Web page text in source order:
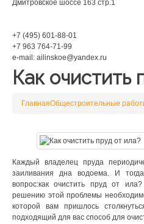
Дмитровское шоссе 163 стр.1
+7 (495) 601-88-01
+7 963 764-71-99
e-mail: ailinskoe@yandex.ru
Как очистить
ГлавнаяОбщестроительные
Каждый владелец пруда
заиливания дна водоема. И
вопрос:как очистить пруд от
решению этой проблемы
которой вам пришлось
подходящий для вас способ для